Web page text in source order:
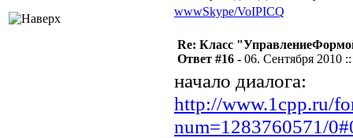
wwwSkype/VoIPICQ
Re: Класс
Ответ #16 - 06. Сентября 2010
начало диалога:
http://www.1cpp.ru/
num=1283760571/